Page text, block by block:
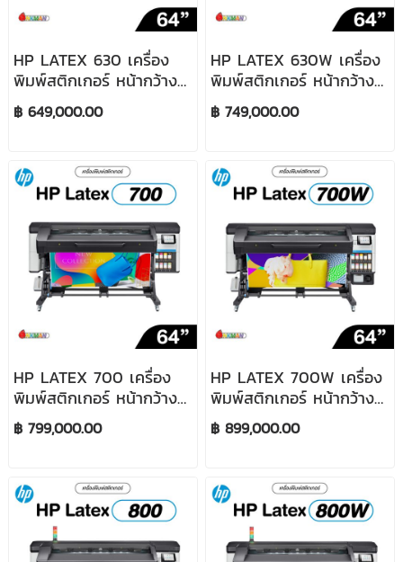
HP LATEX 630 เครื่อง
พิมพ์สติกเกอร์ หน้ากว้าง
64 นิ้ว
฿ 649,000.00
HP LATEX 630W เครื่อง
พิมพ์สติกเกอร์ หน้ากว้าง
64 นิ้ว (มีหมึกขาว)
฿ 749,000.00
HP LATEX 700 เครื่อง
พิมพ์สติกเกอร์ หน้ากว้าง
64 นิ้ว
฿ 799,000.00
HP LATEX 700W เครื่อง
พิมพ์สติกเกอร์ หน้ากว้าง
64 นิ้ว (มีหมึกขาว)
฿ 899,000.00